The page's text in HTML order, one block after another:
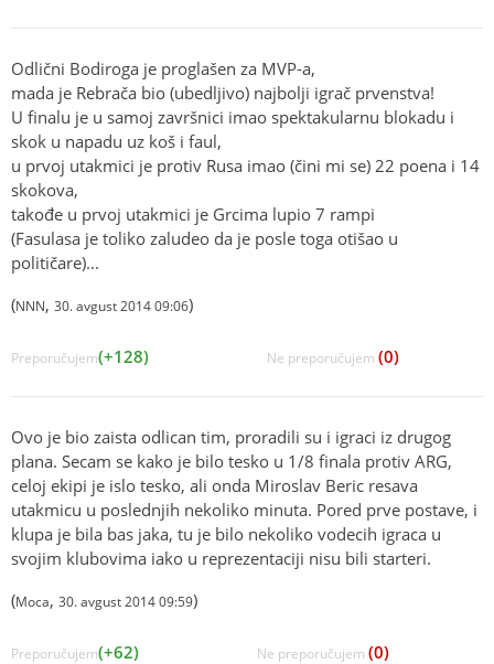
Odlični Bodiroga je proglašen za MVP-a,
mada je Rebrača bio (ubedljivo) najbolji igrač prvenstva!
U finalu je u samoj završnici imao spektakularnu blokadu i
skok u napadu uz koš i faul,
u prvoj utakmici je protiv Rusa imao (čini mi se) 22 poena i 14
skokova,
takođe u prvoj utakmici je Grcima lupio 7 rampi
(Fasulasa je toliko zaludeo da je posle toga otišao u
političare)...
(NNN, 30. avgust 2014 09:06)
Preporučujem(+128) Ne preporučujem (0)
Ovo je bio zaista odlican tim, proradili su i igraci iz drugog
plana. Secam se kako je bilo tesko u 1/8 finala protiv ARG,
celoj ekipi je islo tesko, ali onda Miroslav Beric resava
utakmicu u poslednjih nekoliko minuta. Pored prve postave, i
klupa je bila bas jaka, tu je bilo nekoliko vodecih igraca u
svojim klubovima iako u reprezentaciji nisu bili starteri.
(Moca, 30. avgust 2014 09:59)
Preporučujem(+62) Ne preporučujem (0)